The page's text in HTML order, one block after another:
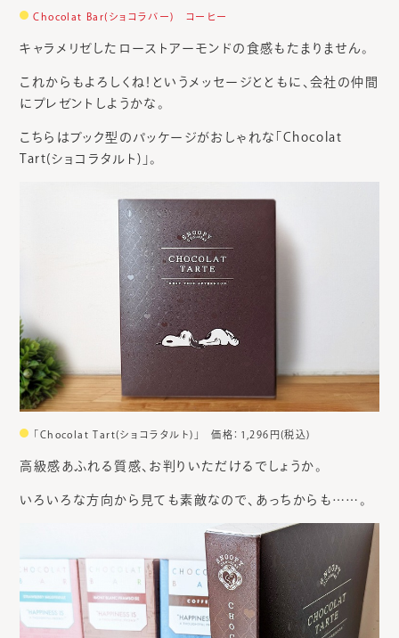
Chocolat Bar(ショコラバー) コーヒー
キャラメリゼしたローストアーモンドの食感もたまりません。
これからもよろしくね！というメッセージとともに、会社の仲間
にプレゼントしようかな。
こちらはブック型のパッケージがおしゃれな「Chocolat
Tart(ショコラタルト)」。
「Chocolat Tart(ショコラタルト)」 価格：1,296円(税込)
高級感あふれる質感、お判りいただけるでしょうか。
いろいろな方向から見ても素敵なので、あっちからも……。